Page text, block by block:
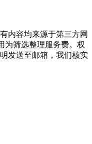
内容均来源于第三方网
为筛选整理服务费。权
发送至邮箱，我们核实